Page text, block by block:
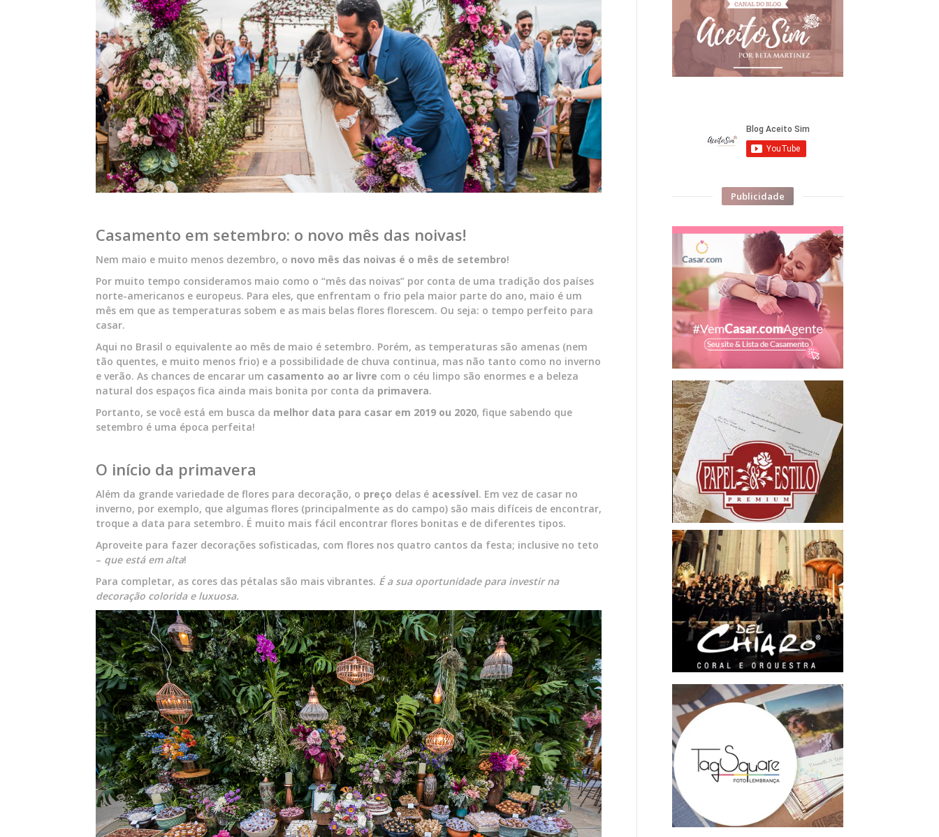
Casamento em setembro: o novo mês das noivas!
Nem maio e muito menos dezembro, o novo mês das noivas é o mês de setembro!
Por muito tempo consideramos maio como o “mês das noivas” por conta de uma tradição dos países
norte-americanos e europeus. Para eles, que enfrentam o frio pela maior parte do ano, maio é um
mês em que as temperaturas sobem e as mais belas flores florescem. Ou seja: o tempo perfeito para
casar.
Aqui no Brasil o equivalente ao mês de maio é setembro. Porém, as temperaturas são amenas (nem
tão quentes, e muito menos frio) e a possibilidade de chuva continua, mas não tanto como no inverno
e verão. As chances de encarar um casamento ao ar livre com o céu limpo são enormes e a beleza
natural dos espaços fica ainda mais bonita por conta da primavera.
Portanto, se você está em busca da melhor data para casar em 2019 ou 2020, fique sabendo que
setembro é uma época perfeita!
O início da primavera
Além da grande variedade de flores para decoração, o preço delas é acessível. Em vez de casar no
inverno, por exemplo, que algumas flores (principalmente as do campo) são mais difíceis de encontrar,
troque a data para setembro. É muito mais fácil encontrar flores bonitas e de diferentes tipos.
Aproveite para fazer decorações sofisticadas, com flores nos quatro cantos da festa; inclusive no teto
– que está em alta!
Para completar, as cores das pétalas são mais vibrantes. É a sua oportunidade para investir na
decoração colorida e luxuosa.
Publicidade